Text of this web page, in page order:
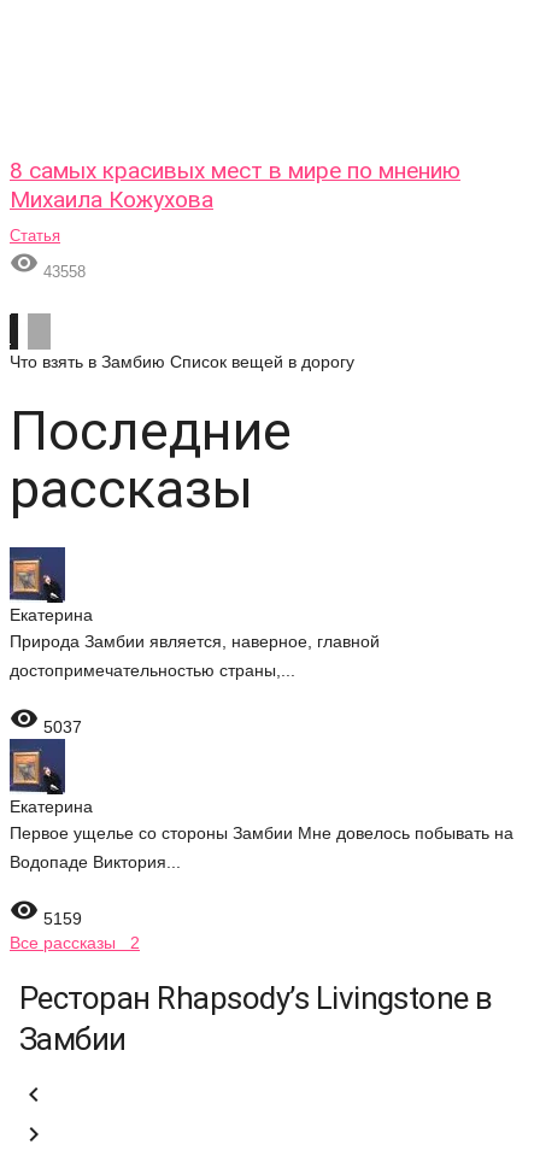
8 самых красивых мест в мире по мнению
Михаила Кожухова
Статья
 43558
Что взять в Замбию Список вещей в дорогу
Последние
рассказы
Екатерина
Природа Замбии является, наверное, главной
достопримечательностью страны,...
 5037
Екатерина
Первое ущелье со стороны Замбии Мне довелось побывать на
Водопаде Виктория...
 5159
Все рассказы 2
Ресторан Rhapsody’s Livingstone в
Замбии

